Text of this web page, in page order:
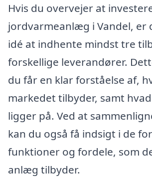
Hvis du overvejer at
jordvarmeanlæg i Vandel, er
idé at indhente mindst tre
forskellige leverandører.
du får en klar forståelse af,
markedet tilbyder, samt
ligger på. Ved at
kan du også få indsigt i de
funktioner og fordele, som
anlæg tilbyder.